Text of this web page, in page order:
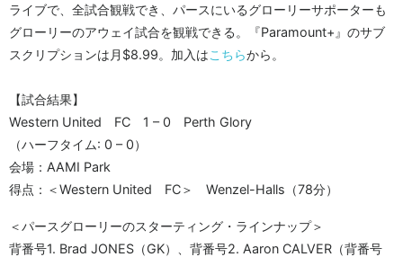
ライブで、全試合観戦でき、パースにいるグローリーサポーターも
グローリーのアウェイ試合を観戦できる。『Paramount+』のサブ
スクリプションは月$8.99。加入はこちらから。
【試合結果】
Western United FC 1 – 0 Perth Glory
（ハーフタイム: 0 – 0）
会場：AAMI Park
得点：＜Western United FC＞ Wenzel-Halls（78分）
＜パースグローリーのスターティング・ラインナップ＞
背番号1. Brad JONES（GK）、背番号2. Aaron CALVER（背番号